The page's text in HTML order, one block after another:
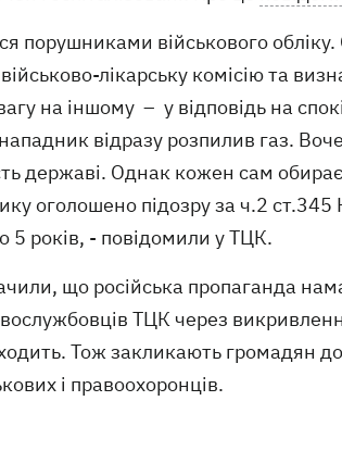
порушниками військового
лікарську комісію та
на іншому – у відповідь на
відразу розпилив газ.
державі. Однак кожен сам
оголошено підозру за ч.2
5 років, - повідомили у ТЦК.
що російська пропаганда
ТЦК через
Тож закликають громадян
і правоохоронців.